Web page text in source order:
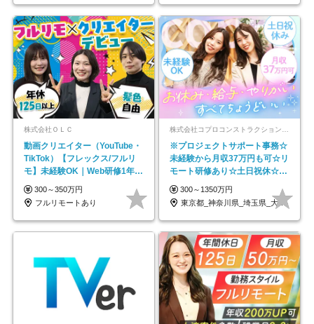
株式会社ＯＬＣ
動画クリエイター（YouTube・
TikTok）【フレックス/フルリ
モ】未経験OK｜Web研修1年間
｜副業OK
300～350万円
フルリモートあり
※プロジェクトサポート事務☆
未経験から月収37万円も可☆リ
モート研修あり☆土日祝休☆20
代～30代活躍/b
300～1350万円
東京都_神奈川県_埼玉県_大阪府_愛知県…